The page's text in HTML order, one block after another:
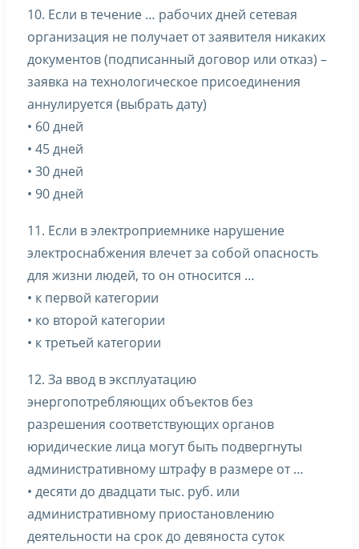
10. Если в течение … рабочих дней сетевая
организация не получает от заявителя никаких
документов (подписанный договор или отказ) –
заявка на технологическое присоединения
аннулируется (выбрать дату)
• 60 дней
• 45 дней
• 30 дней
• 90 дней
11. Если в электроприемнике нарушение
электроснабжения влечет за собой опасность
для жизни людей, то он относится …
• к первой категории
• ко второй категории
• к третьей категории
12. За ввод в эксплуатацию
энергопотребляющих объектов без
разрешения соответствующих органов
юридические лица могут быть подвергнуты
административному штрафу в размере от …
• десяти до двадцати тыс. руб. или
административному приостановлению
деятельности на срок до девяноста суток